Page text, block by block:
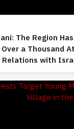
The Region
a Thousand
Relations with